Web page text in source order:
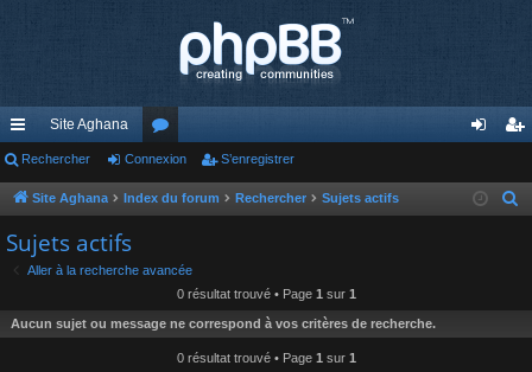
cc
ès
ra
pi
Site Aghana
or
u
s
ne nr
r
Rechercher Connexion S’enregistrer
Site Aghana Index du forum Rechercher Sujets actifs
Sujets actifs
Aller à la recherche avancée
0 résultat trouvé • Page 1 sur 1
Aucun sujet ou message ne correspond à vos critères de recherche.
0 résultat trouvé • Page 1 sur 1